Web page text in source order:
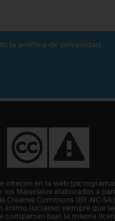
la política de privacidad
ofrecen en la web
los Materiales elaborados a
Creative Commons (BY-NC-
ánimo lucrativo siempre que
compartan bajo la misma